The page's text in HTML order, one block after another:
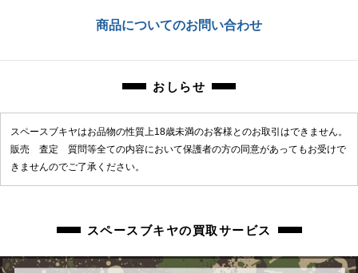
chc-2604043311-ai-081532612商品についてのお問い合わせ
おしらせ
スペースブキヤはお品物の性質上18歳未満のお客様とのお取引はできません。
販売 査定 質問等全ての内容において保護者の方の同意があってもお受けで
きませんのでご了承ください。
スペースブキヤの買取サービス